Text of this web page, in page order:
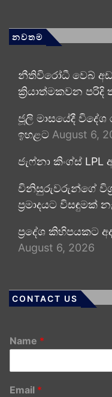
නවතම
නීතිවිරෝධී වෙබ්
ක්‍රියාත්මකවන පරිදි
ජූලි මාසයේදී විදේශ
ඉහළට August 6,
ජැෆ්නා කිංග්ස්
විනිසුරුවරුන්ගේ
ප්‍රමාදයට විසඳුමක්
ප්‍රදේශ කිහිපයකට
August 6, 2026
CONTACT US
Name *
Email *